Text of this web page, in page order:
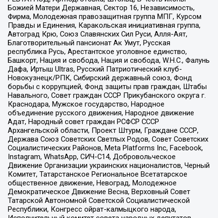
Божией Матери Державная, Сектор 16, Независимость,
Фирма, Молодежная правозащитная группа МПГ, Курсом
Правды и Единения, Каракольская инициативная группа,
Автоград Крю, Союз Славянских Сил Руси, Алля-Аят,
Благотворительный пансионат Ак Умут, Русская
республика Русь, Арестантское уголовное единство,
Башкорт, Нация и свобода, Нация и свобода, W.H.С., Фалунь
Дафа, Иртыш Ultras, Русский Патриотический клуб-
Новокузнецк/РПК, Сибирский державный союз, Фонд
борьбы с коррупцией, Фонд защиты прав граждан, Штабы
Навального, Совет граждан СССР Прикубанского округа г.
Краснодара, Мужское государство, Народное
объединение русского движения, Народное движение
Адат, Народный совет граждан РСФСР СССР
Архангельской области, Проект Штурм, Граждане СССР,
Держава Союз Советских Светлых Родов, Совет Советских
Социалистических Районов, Meta Platforms Inc, Facebook,
Instagram, WhatsApp, СИЧ-С14, Добровольческое
Движение Организации украинских националистов, Черный
Комитет, Татарстанское Региональное Всетатарское
общественное движение, Невоград, Молодежное
Демократическое Движение Весна, Верховный Совет
Татарской Автономной Советской Социалистической
Республики, Конгресс ойрат-калмыцкого народа,